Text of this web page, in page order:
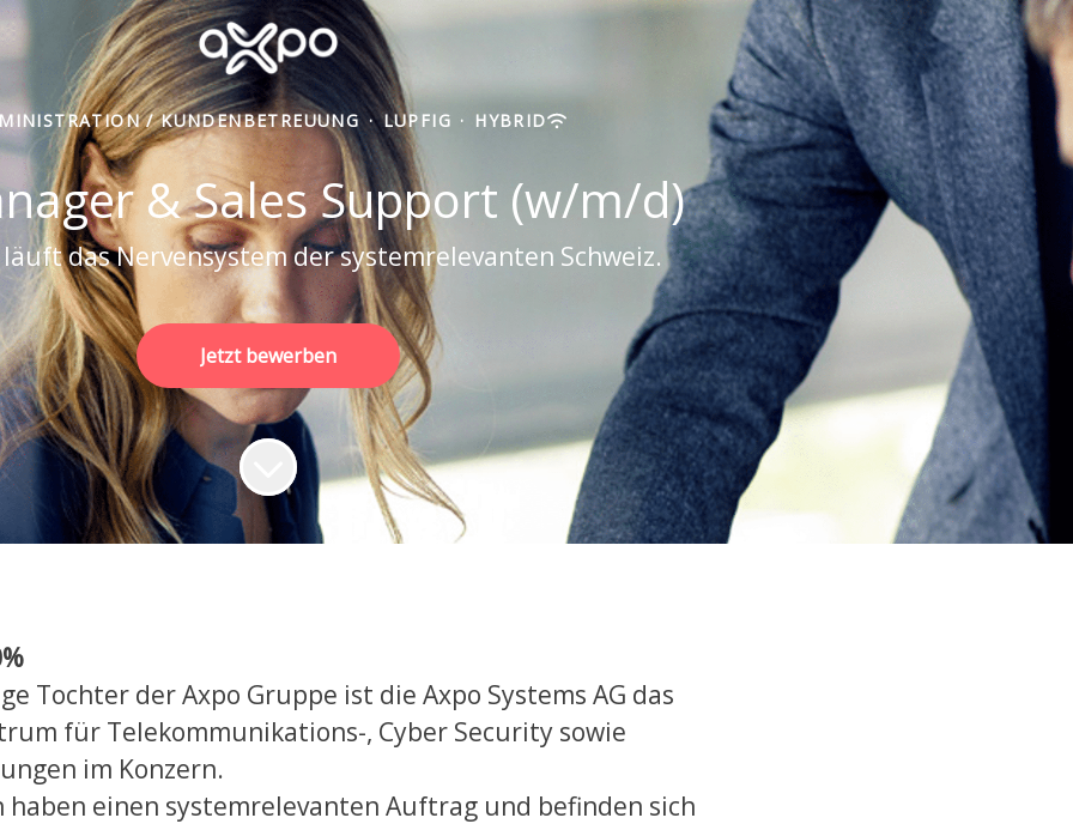
/ KUNDENBETREUUNG · LUPFIG · HYBRID
& Sales Support (w/m/d)
das Nervensystem der systemrelevanten Schweiz.
Jetzt bewerben
Tochter der Axpo Gruppe ist die Axpo Systems AG das
für Telekommunikations-, Cyber Security sowie
im Konzern.
haben einen systemrelevanten Auftrag und befinden sich